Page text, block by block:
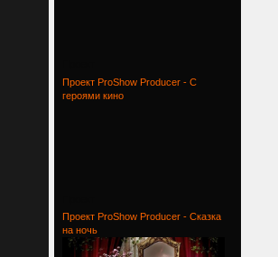
Проект ProShow Producer - С
героями кино
Проект ProShow Producer - Сказка
на ночь